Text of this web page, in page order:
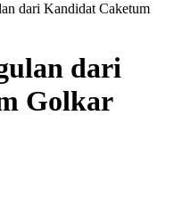
dari Kandidat Caketum
dari
Golkar